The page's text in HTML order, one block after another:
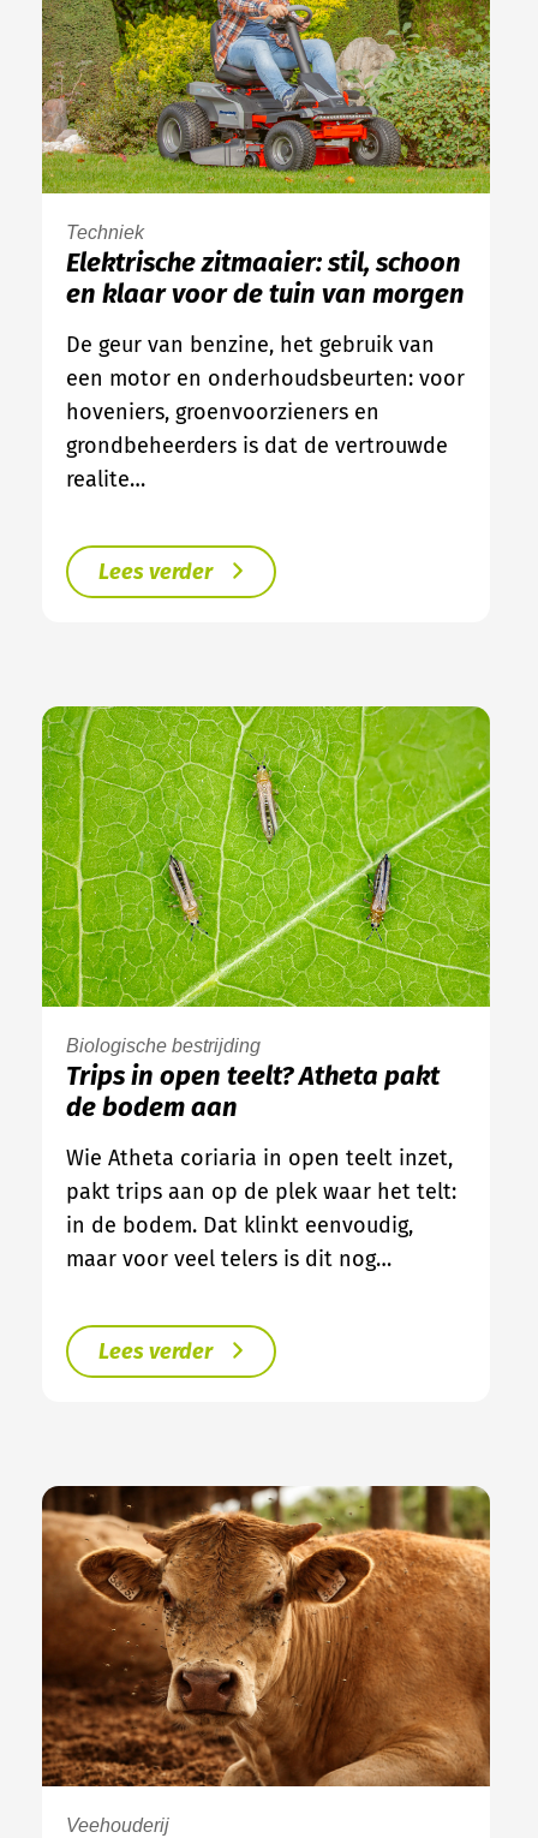
Techniek
Elektrische zitmaaier: stil, schoon
en klaar voor de tuin van morgen
De geur van benzine, het gebruik van
een motor en onderhoudsbeurten: voor
hoveniers, groenvoorzieners en
grondbeheerders is dat de vertrouwde
realite…
Lees verder
Biologische bestrijding
Trips in open teelt? Atheta pakt
de bodem aan
Wie Atheta coriaria in open teelt inzet,
pakt trips aan op de plek waar het telt:
in de bodem. Dat klinkt eenvoudig,
maar voor veel telers is dit nog…
Lees verder
Veehouderij